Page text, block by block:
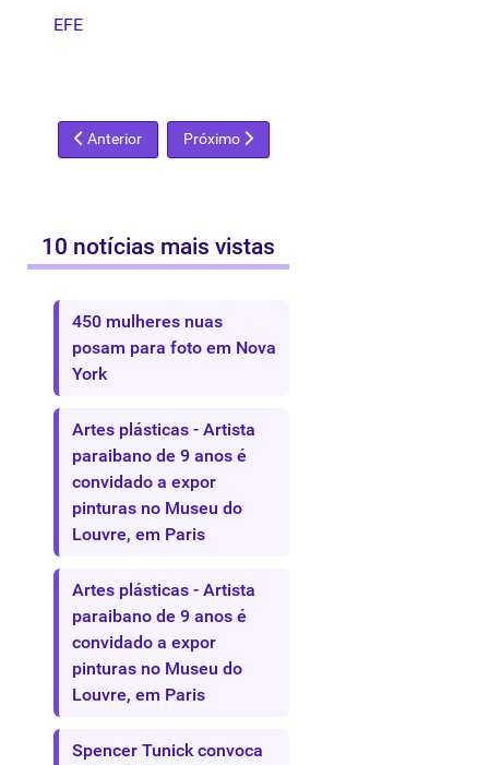
EFE
Artigo anterior: Conflito mantém museu de Bagdá fechado
Anterior Próximo artigo: Christie´s fará maior leilão
Próximo
10 notícias mais vistas
450 mulheres nuas
posam para foto em Nova
York
Artes plásticas - Artista
paraibano de 9 anos é
convidado a expor
pinturas no Museu do
Louvre, em Paris
Artes plásticas - Artista
paraibano de 9 anos é
convidado a expor
pinturas no Museu do
Louvre, em Paris
Spencer Tunick convoca